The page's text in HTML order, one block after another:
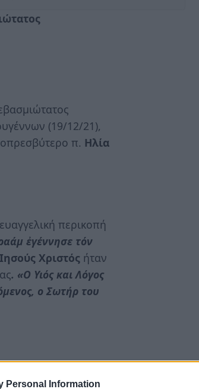
Personal Information
(19/12/21),
π. Ηλία
περικοπή
ἐγέννησε τόν
Ιησούς Χριστός ήταν
. «Ο Υιός και Λόγος
ο Σωτήρ του
ο Δήμαρχος Αν.